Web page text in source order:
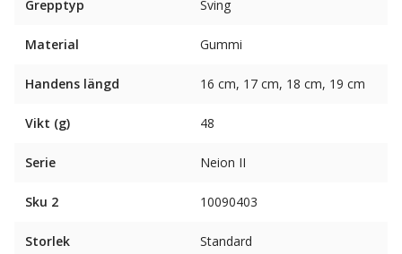
Grepptyp Sving
Material Gummi
Handens längd 16 cm, 17 cm, 18 cm, 19 cm
Vikt (g) 48
Serie Neion II
Sku 2 10090403
Storlek Standard